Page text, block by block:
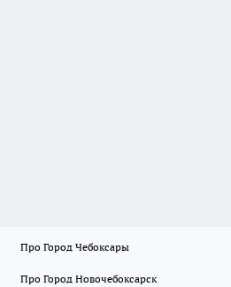
Про Город Чебоксары
Про Город Новочебоксарск